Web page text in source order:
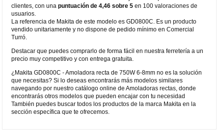
clientes, con unapuntuación de 4,46 sobre 5 en 100 valoraciones de
usuarios.
La referencia de Makita de este modelo es GD0800C. Es un producto
vendido unitariamente y no dispone de pedido mínimo en Comercial
Turró.
Destacar que puedes comprarlo de forma fácil en nuestra ferretería a un
precio muy competitivo y con entrega gratuita.
¿Makita GD0800C - Amoladora recta de 750W 6-8mm no es la solución
que necesitas? Si lo deseas encontrarás más modelos similares
navegando por nuestro catálogo online de Amoladoras rectas, donde
encontrarás otros modelos que pueden encajar con tu necesidad
También puedes buscar todos los productos de la marca Makita en la
sección específica que te ofrecemos.